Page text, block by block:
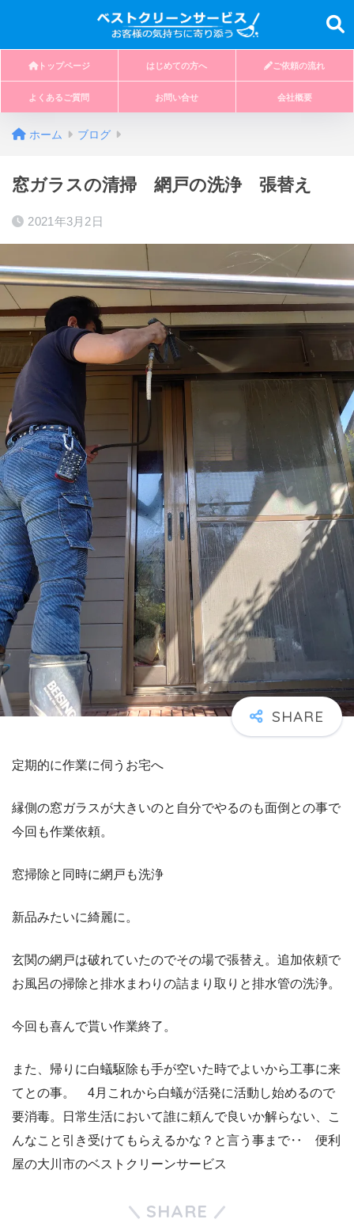
トップページ はじめての方へ ご依頼の流れ
よくあるご質問 お問い合せ 会社概要
ホーム ブログ
窓ガラスの清掃 網戸の洗浄 張替え
2021年3月2日
定期的に作業に伺うお宅へ
縁側の窓ガラスが大きいのと自分でやるのも面倒との事で
今回も作業依頼。
窓掃除と同時に網戸も洗浄
新品みたいに綺麗に。
玄関の網戸は破れていたのでその場で張替え。追加依頼で
お風呂の掃除と排水まわりの詰まり取りと排水管の洗浄。
今回も喜んで貰い作業終了。
また、帰りに白蟻駆除も手が空いた時でよいから工事に来
てとの事。 4月これから白蟻が活発に活動し始めるので
要消毒。日常生活において誰に頼んで良いか解らない、こ
んなこと引き受けてもらえるかな？と言う事まで‥ 便利
屋の大川市のベストクリーンサービス
SHARE